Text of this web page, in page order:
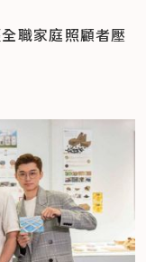
職家庭照顧者壓